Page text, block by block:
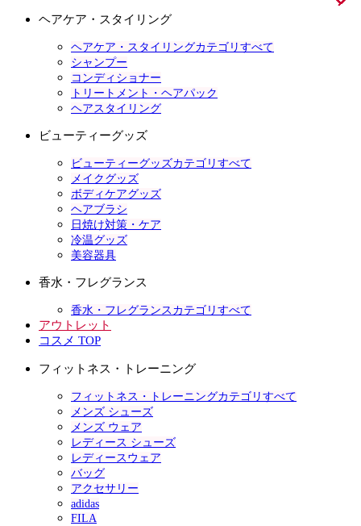
ヘアケア・スタイリング
ヘアケア・スタイリングカテゴリすべて
シャンプー
コンディショナー
トリートメント・ヘアパック
ヘアスタイリング
ビューティーグッズ
ビューティーグッズカテゴリすべて
メイクグッズ
ボディケアグッズ
ヘアブラシ
日焼け対策・ケア
冷温グッズ
美容器具
香水・フレグランス
香水・フレグランスカテゴリすべて
アウトレット
コスメ TOP
フィットネス・トレーニング
フィットネス・トレーニングカテゴリすべて
メンズ シューズ
メンズ ウェア
レディース シューズ
レディースウェア
バッグ
アクセサリー
adidas
FILA